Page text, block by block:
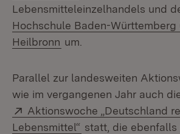
Lebensmitteleinzelhandels und
Hochschule Baden-Württemberg
Heilbronn (Öffnet in neuem
um.
Parallel zur landesweiten
wie im vergangenen Jahr auch
Extern:
Aktionswoche „Deutschland
Lebensmittel“ (Öffnet in neuem
statt, die ebenfalls